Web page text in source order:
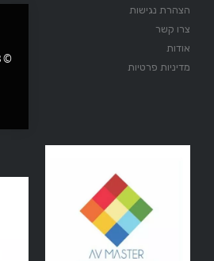
הצהרת נגישות
צרו קשר
אודות
מדיניות פרטיות
© 2023 מגזין המולטימדיה